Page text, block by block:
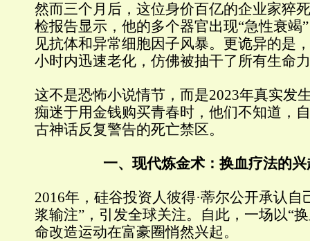
然而三个月后，这位身价百亿的企业家猝
检报告显示，他的多个器官出现“急性衰竭
见抗体和异常细胞因子风暴。更诡异的是
小时内迅速老化，仿佛被抽干了所有生命
这不是恐怖小说情节，而是2023年真实发
痴迷于用金钱购买青春时，他们不知道，
古神话反复警告的死亡禁区。
一、现代炼金术：换血疗法的
2016年，硅谷投资人彼得·蒂尔公开承认自
浆输注”，引发全球关注。自此，一场以“
命改造运动在富豪圈悄然兴起。